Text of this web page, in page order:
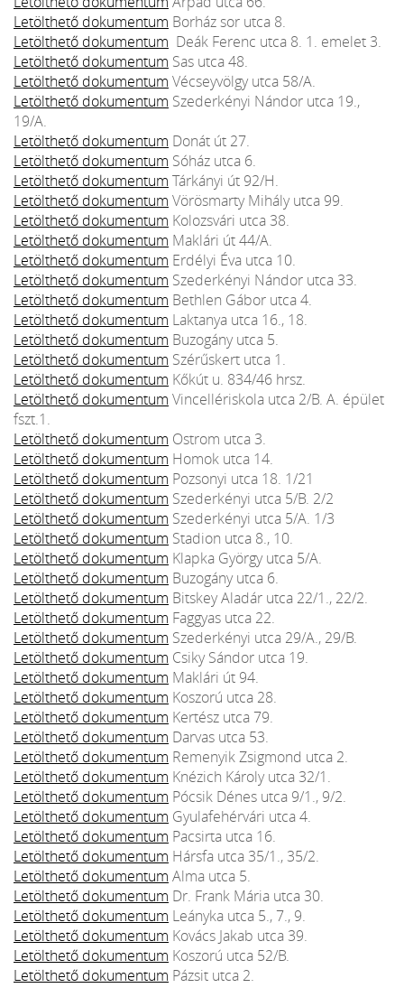
Letölthető dokumentum Borház sor utca 8.
Letölthető dokumentum Deák Ferenc utca 8. 1. emelet 3.
Letölthető dokumentum Sas utca 48.
Letölthető dokumentum Vécseyvölgy utca 58/A.
Letölthető dokumentum Szederkényi Nándor utca 19.,
19/A.
Letölthető dokumentum Donát út 27.
Letölthető dokumentum Sóház utca 6.
Letölthető dokumentum Tárkányi út 92/H.
Letölthető dokumentum Vörösmarty Mihály utca 99.
Letölthető dokumentum Kolozsvári utca 38.
Letölthető dokumentum Maklári út 44/A.
Letölthető dokumentum Erdélyi Éva utca 10.
Letölthető dokumentum Szederkényi Nándor utca 33.
Letölthető dokumentum Bethlen Gábor utca 4.
Letölthető dokumentum Laktanya utca 16., 18.
Letölthető dokumentum Buzogány utca 5.
Letölthető dokumentum Szérűskert utca 1.
Letölthető dokumentum Kőkút u. 834/46 hrsz.
Letölthető dokumentum Vincellériskola utca 2/B. A. épület
fszt.1.
Letölthető dokumentum Ostrom utca 3.
Letölthető dokumentum Homok utca 14.
Letölthető dokumentum Pozsonyi utca 18. 1/21
Letölthető dokumentum Szederkényi utca 5/B. 2/2
Letölthető dokumentum Szederkényi utca 5/A. 1/3
Letölthető dokumentum Stadion utca 8., 10.
Letölthető dokumentum Klapka György utca 5/A.
Letölthető dokumentum Buzogány utca 6.
Letölthető dokumentum Bitskey Aladár utca 22/1., 22/2.
Letölthető dokumentum Faggyas utca 22.
Letölthető dokumentum Szederkényi utca 29/A., 29/B.
Letölthető dokumentum Csiky Sándor utca 19.
Letölthető dokumentum Maklári út 94.
Letölthető dokumentum Koszorú utca 28.
Letölthető dokumentum Kertész utca 79.
Letölthető dokumentum Darvas utca 53.
Letölthető dokumentum Remenyik Zsigmond utca 2.
Letölthető dokumentum Knézich Károly utca 32/1.
Letölthető dokumentum Pócsik Dénes utca 9/1., 9/2.
Letölthető dokumentum Gyulafehérvári utca 4.
Letölthető dokumentum Pacsirta utca 16.
Letölthető dokumentum Hársfa utca 35/1., 35/2.
Letölthető dokumentum Alma utca 5.
Letölthető dokumentum Dr. Frank Mária utca 30.
Letölthető dokumentum Leányka utca 5., 7., 9.
Letölthető dokumentum Kovács Jakab utca 39.
Letölthető dokumentum Koszorú utca 52/B.
Letölthető dokumentum Pázsit utca 2.